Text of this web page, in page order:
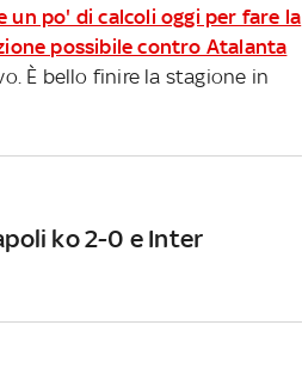
un po' di calcoli oggi per fare la
possibile contro Atalanta
È bello finire la stagione in
ko 2-0 e Inter